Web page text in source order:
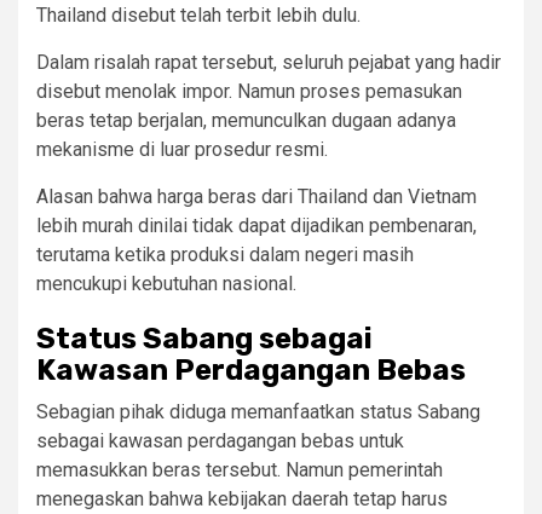
Thailand disebut telah terbit lebih dulu.
Dalam risalah rapat tersebut, seluruh pejabat yang hadir
disebut menolak impor. Namun proses pemasukan
beras tetap berjalan, memunculkan dugaan adanya
mekanisme di luar prosedur resmi.
Alasan bahwa harga beras dari Thailand dan Vietnam
lebih murah dinilai tidak dapat dijadikan pembenaran,
terutama ketika produksi dalam negeri masih
mencukupi kebutuhan nasional.
Status Sabang sebagai
Kawasan Perdagangan Bebas
Sebagian pihak diduga memanfaatkan status Sabang
sebagai kawasan perdagangan bebas untuk
memasukkan beras tersebut. Namun pemerintah
menegaskan bahwa kebijakan daerah tetap harus